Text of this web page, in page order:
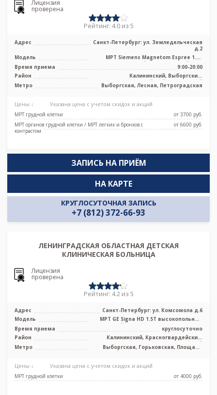
Лицензия
проверена
Рейтинг: 4.0 из 5
Адрес
Санкт-Петербург: ул. Земледельческая
д.2
Модель
МРТ Siemens Magnetom Espree 1.5T
высокопольный полуоткрытый тип,
УЗИ
Время приема
9:00-20:00
Район
Калининский, Выборгский,
Красногвардейский, Приморский
Метро Выборгская, Лесная, Петроградская
Цены ↓ Указана цена с учетом скидок и акций
МРТ грудной клетки
от 3700 pуб.
МРТ органов грудной клетки / МРТ легких и бронхов с
контрастом
от 6600 pуб.
ЗАПИСЬ НА ПРИЁМ
КРУГЛОСУТОЧНАЯ ЗАПИСЬ
+7 (812) 372-66-93
НА КАРТЕ
ЛЕНИНГРАДСКАЯ ОБЛАСТНАЯ ДЕТСКАЯ
КЛИНИЧЕСКАЯ БОЛЬНИЦА
Лицензия
проверена
Рейтинг: 4.2 из 5
Адрес
Санкт-Петербург: ул. Комсомола д.6
Модель
МРТ GE Signa HD 1.5T высокопольный
закрытый тип, КТ GE Lightspeed 32 с ...
Время приема
круглосуточно
Район
Калининский, Красногвардейский,
Центральный
Метро
Выборгская, Горьковская, Площадь
Цены ↓ Указана цена с учетом скидок и акций
МРТ грудной клетки от 4000 pуб.